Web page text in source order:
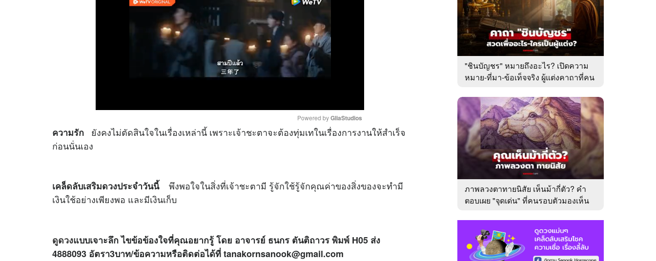
e
Powered by GliaStudios
ความรัก ยังคงไม่ตัดสินใจในเรื่องเหล่านี้ เพราะเจ้าชะตาจะต้องทุ่มเทในเรื่องการงานให้สำเร็จ
ก่อนนั่นเอง
เคล็ดลับเสริมดวงประจำวันนี้พึงพอใจในสิ่งที่เจ้าชะตามี รู้จักใช้รู้จักคุณค่าของสิ่งของจะทำมี
เงินใช้อย่างเพียงพอ และมีเงินเก็บ
ดูดวงแบบเจาะลึก ไขข้อข้องใจที่คุณอยากรู้ โดย อาจารย์ ธนกร ตันติถาวร พิมพ์ H05 ส่ง
4888093 อัตรา3บาท/ข้อความหรือติดต่อได้ที่ tanakornsanook@gmail.com
"ชินบัญชร" หมายถึงอะไร? เปิดความ
หมาย-ที่มา-ข้อเท็จจริง ผู้แต่งคาถาที่คน
ภาพลวงตาทายนิสัย เห็นม้ากี่ตัว? คำ
ตอบเผย "จุดเด่น" ที่คนรอบตัวมองเห็น